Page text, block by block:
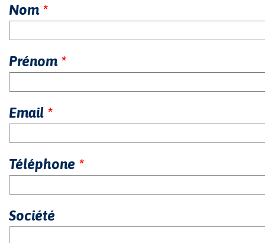
Nom *
Prénom *
Email *
Téléphone *
Société